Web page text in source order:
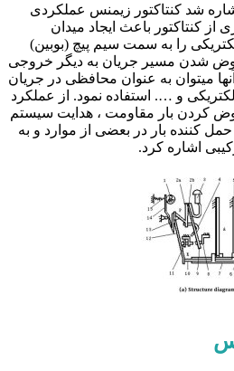
شد کنتاکتور زیمنس عملکردی
از کنتاکتور باعث ایجاد میدان
را به سمت سیم پیچ (بوبین)
شدن مسیر جریان به دیگر خروجی
میتوان به عنوان محافظی در جریان
و …. استفاده نمود. از عملکرد
کردن بار مقاومت ، هدایت سیستم
کننده بار در بعضی از موارد و به
اشاره کرد.